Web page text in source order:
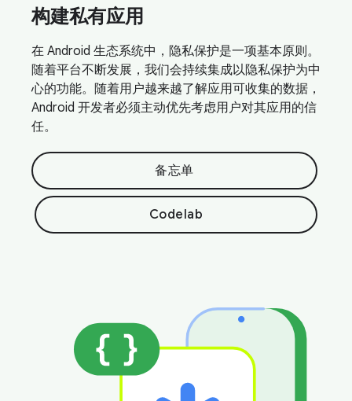
构建私有应用
在 Android 生态系统中，隐私保护是一项基本原则。
随着平台不断发展，我们会持续集成以隐私保护为中
心的功能。随着用户越来越了解应用可收集的数据，
Android 开发者必须主动优先考虑用户对其应用的信
任。
备忘单
Codelab